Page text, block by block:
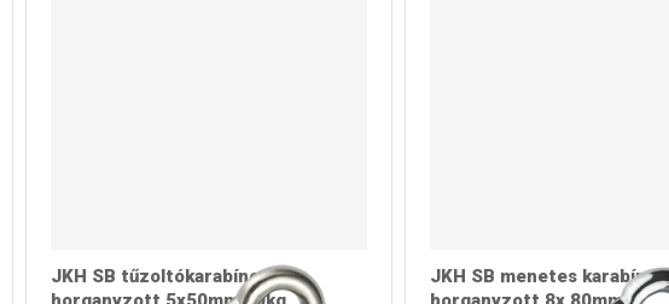
JKH SB tűzoltókarabíner
JKH SB menetes karabíner